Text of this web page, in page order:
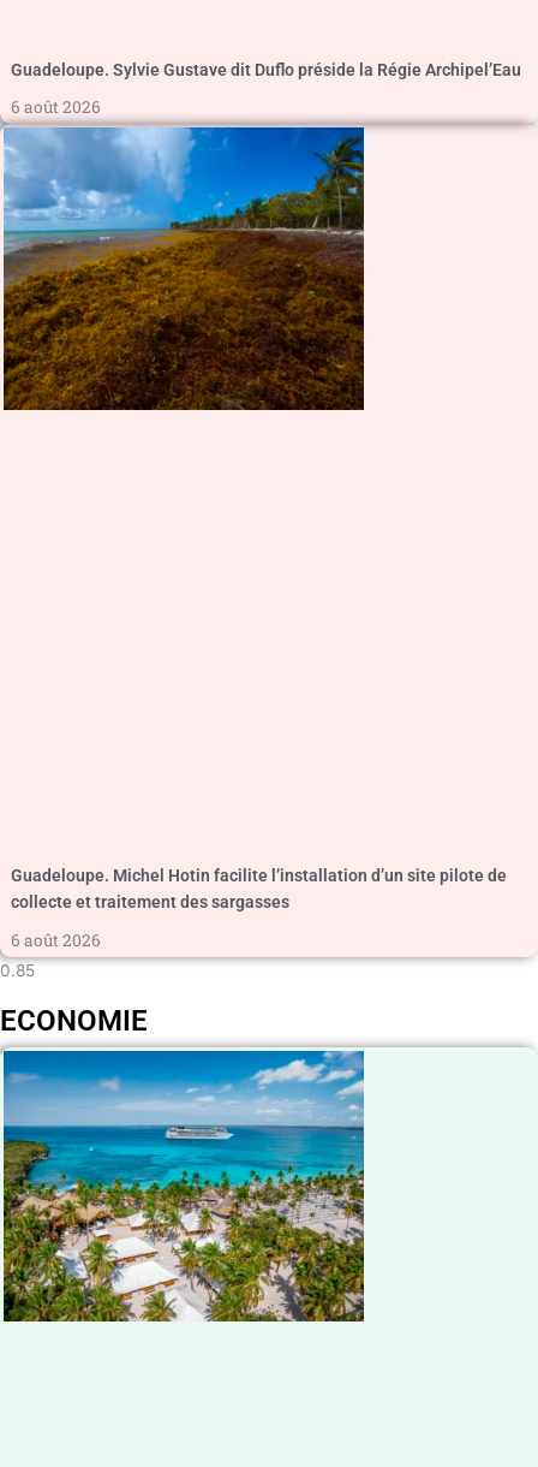
Guadeloupe. Sylvie Gustave dit Duflo préside la Régie Archipel’Eau
6 août 2026
Guadeloupe. Michel Hotin facilite l’installation d’un site pilote de
collecte et traitement des sargasses
6 août 2026
ECONOMIE